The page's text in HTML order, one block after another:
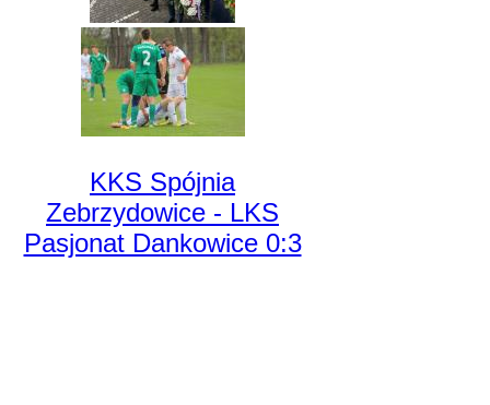
KKS Spójnia
Zebrzydowice - LKS
Pasjonat Dankowice 0:3